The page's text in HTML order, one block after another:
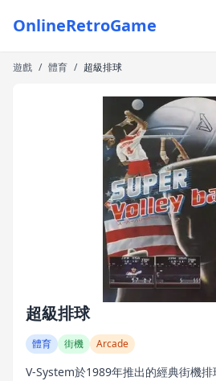
OnlineRetroGame
首頁
遊戲專題
最近玩過
遊戲 / 體育 / 超級排球
超級排球
體育 街機 Arcade
V-System於1989年推出的經典街機